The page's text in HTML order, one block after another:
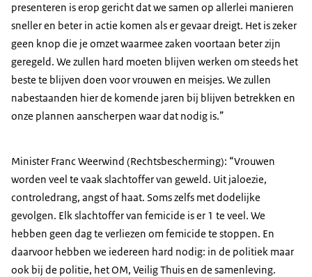
presenteren is erop gericht dat we samen op allerlei manieren
sneller en beter in actie komen als er gevaar dreigt. Het is zeker
geen knop die je omzet waarmee zaken voortaan beter zijn
geregeld. We zullen hard moeten blijven werken om steeds het
beste te blijven doen voor vrouwen en meisjes. We zullen
nabestaanden hier de komende jaren bij blijven betrekken en
onze plannen aanscherpen waar dat nodig is.”
Minister Franc Weerwind (Rechtsbescherming): “Vrouwen
worden veel te vaak slachtoffer van geweld. Uit jaloezie,
controledrang, angst of haat. Soms zelfs met dodelijke
gevolgen. Elk slachtoffer van femicide is er 1 te veel. We
hebben geen dag te verliezen om femicide te stoppen. En
daarvoor hebben we iedereen hard nodig: in de politiek maar
ook bij de politie, het OM, Veilig Thuis en de samenleving.